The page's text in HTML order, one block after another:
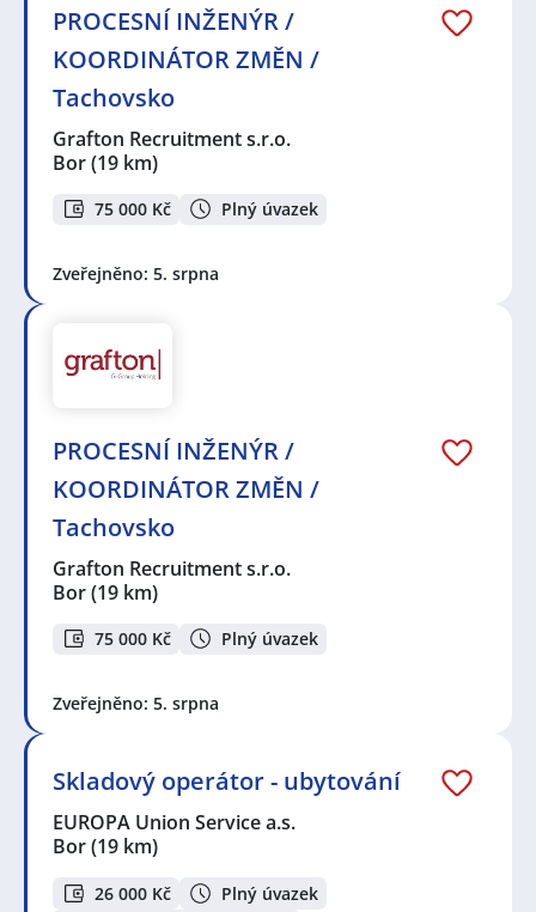
PROCESNÍ INŽENÝR /
KOORDINÁTOR ZMĚN /
Tachovsko
Grafton Recruitment s.r.o.
Bor(19 km)
75 000 Kč Plný úvazek
Zveřejněno: 5. srpna
PROCESNÍ INŽENÝR /
KOORDINÁTOR ZMĚN /
Tachovsko
Grafton Recruitment s.r.o.
Bor(19 km)
75 000 Kč Plný úvazek
Zveřejněno: 5. srpna
Skladový operátor - ubytování
EUROPA Union Service a.s.
Bor(19 km)
26 000 Kč
Plný úvazek